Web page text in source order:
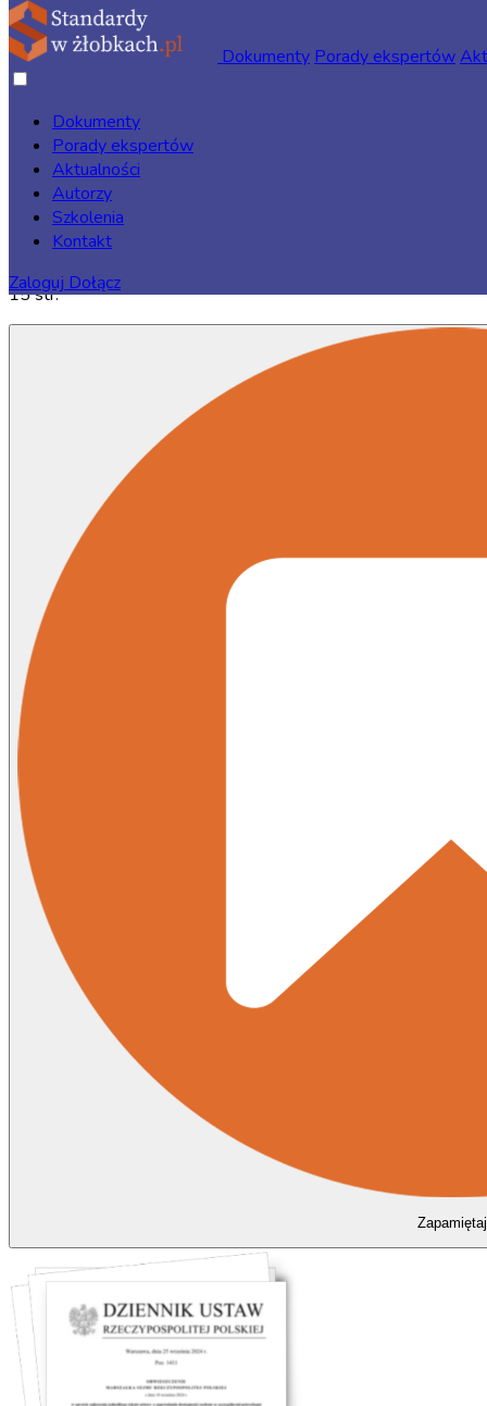
Dokumenty Porady ekspertów
Dokumenty
Porady ekspertów
Aktualności
Autorzy
Szkolenia
Kontakt
Zaloguj Dołącz
Strona główna/Dokumenty
dokumenty/ Ustawa Dz.U. 2024 poz 1411
15 str.
Zapamiętaj